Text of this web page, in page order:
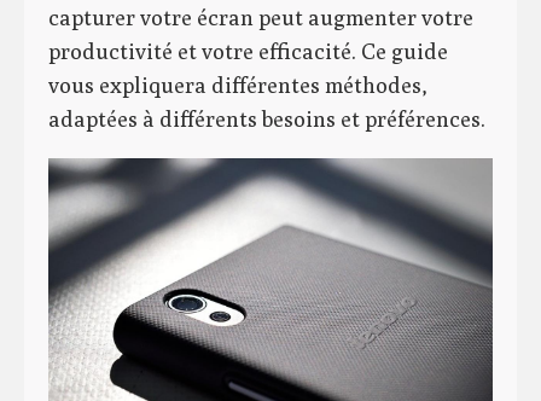
capturer votre écran peut augmenter votre
productivité et votre efficacité. Ce guide
vous expliquera différentes méthodes,
adaptées à différents besoins et préférences.